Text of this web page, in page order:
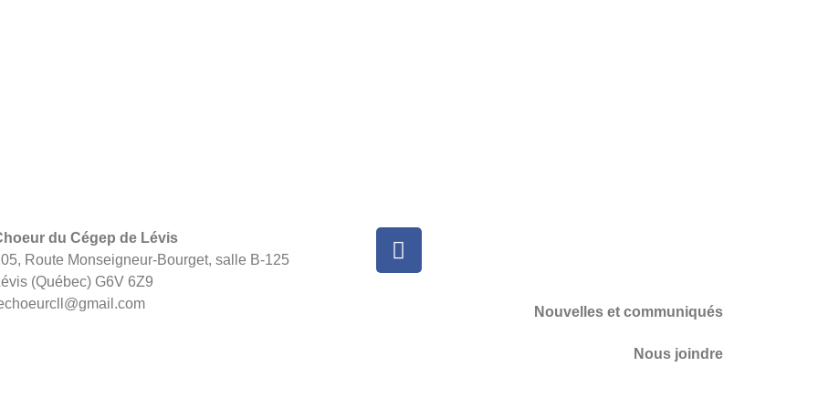
du Cégep de Lévis
Route Monseigneur-Bourget, salle B-125
(Québec) G6V 6Z9
Nouvelles et communiqués
Nous joindre